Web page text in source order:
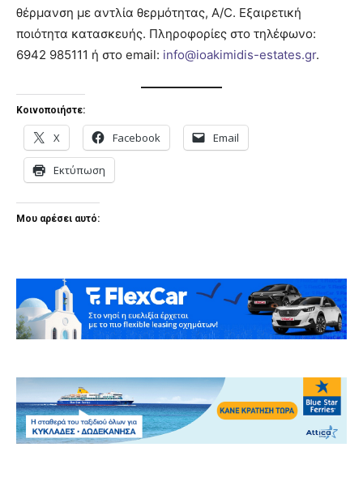
θέρμανση µε αντλία θερμότητας, A/C. Εξαιρετική
ποιότητα κατασκευής. Πληροφορίες στο τηλέφωνο:
6942 985111 ή στο email: info@ioakimidis-estates.gr.
Κοινοποιήστε:
X Facebook Email
Εκτύπωση
Μου αρέσει αυτό: